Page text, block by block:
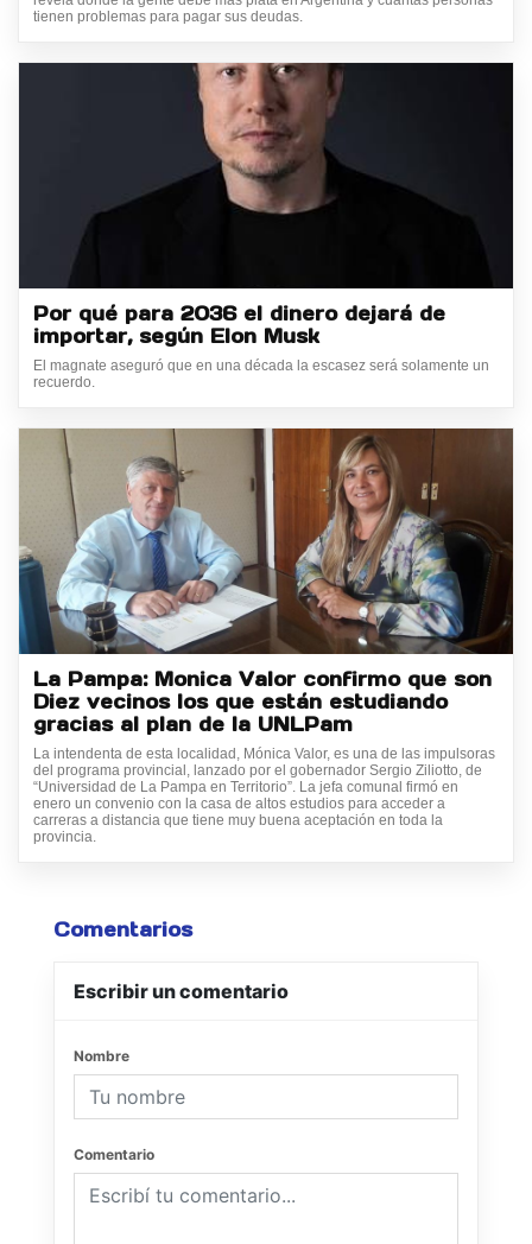
tienen problemas para pagar sus deudas.
Por qué para 2036 el dinero dejará de
importar, según Elon Musk
El magnate aseguró que en una década la escasez será solamente un
recuerdo.
La Pampa: Monica Valor confirmo que son
Diez vecinos los que están estudiando
gracias al plan de la UNLPam
La intendenta de esta localidad, Mónica Valor, es una de las impulsoras
del programa provincial, lanzado por el gobernador Sergio Ziliotto, de
“Universidad de La Pampa en Territorio”. La jefa comunal firmó en
enero un convenio con la casa de altos estudios para acceder a
carreras a distancia que tiene muy buena aceptación en toda la
provincia.
Comentarios
Escribir un comentario
Nombre
Comentario